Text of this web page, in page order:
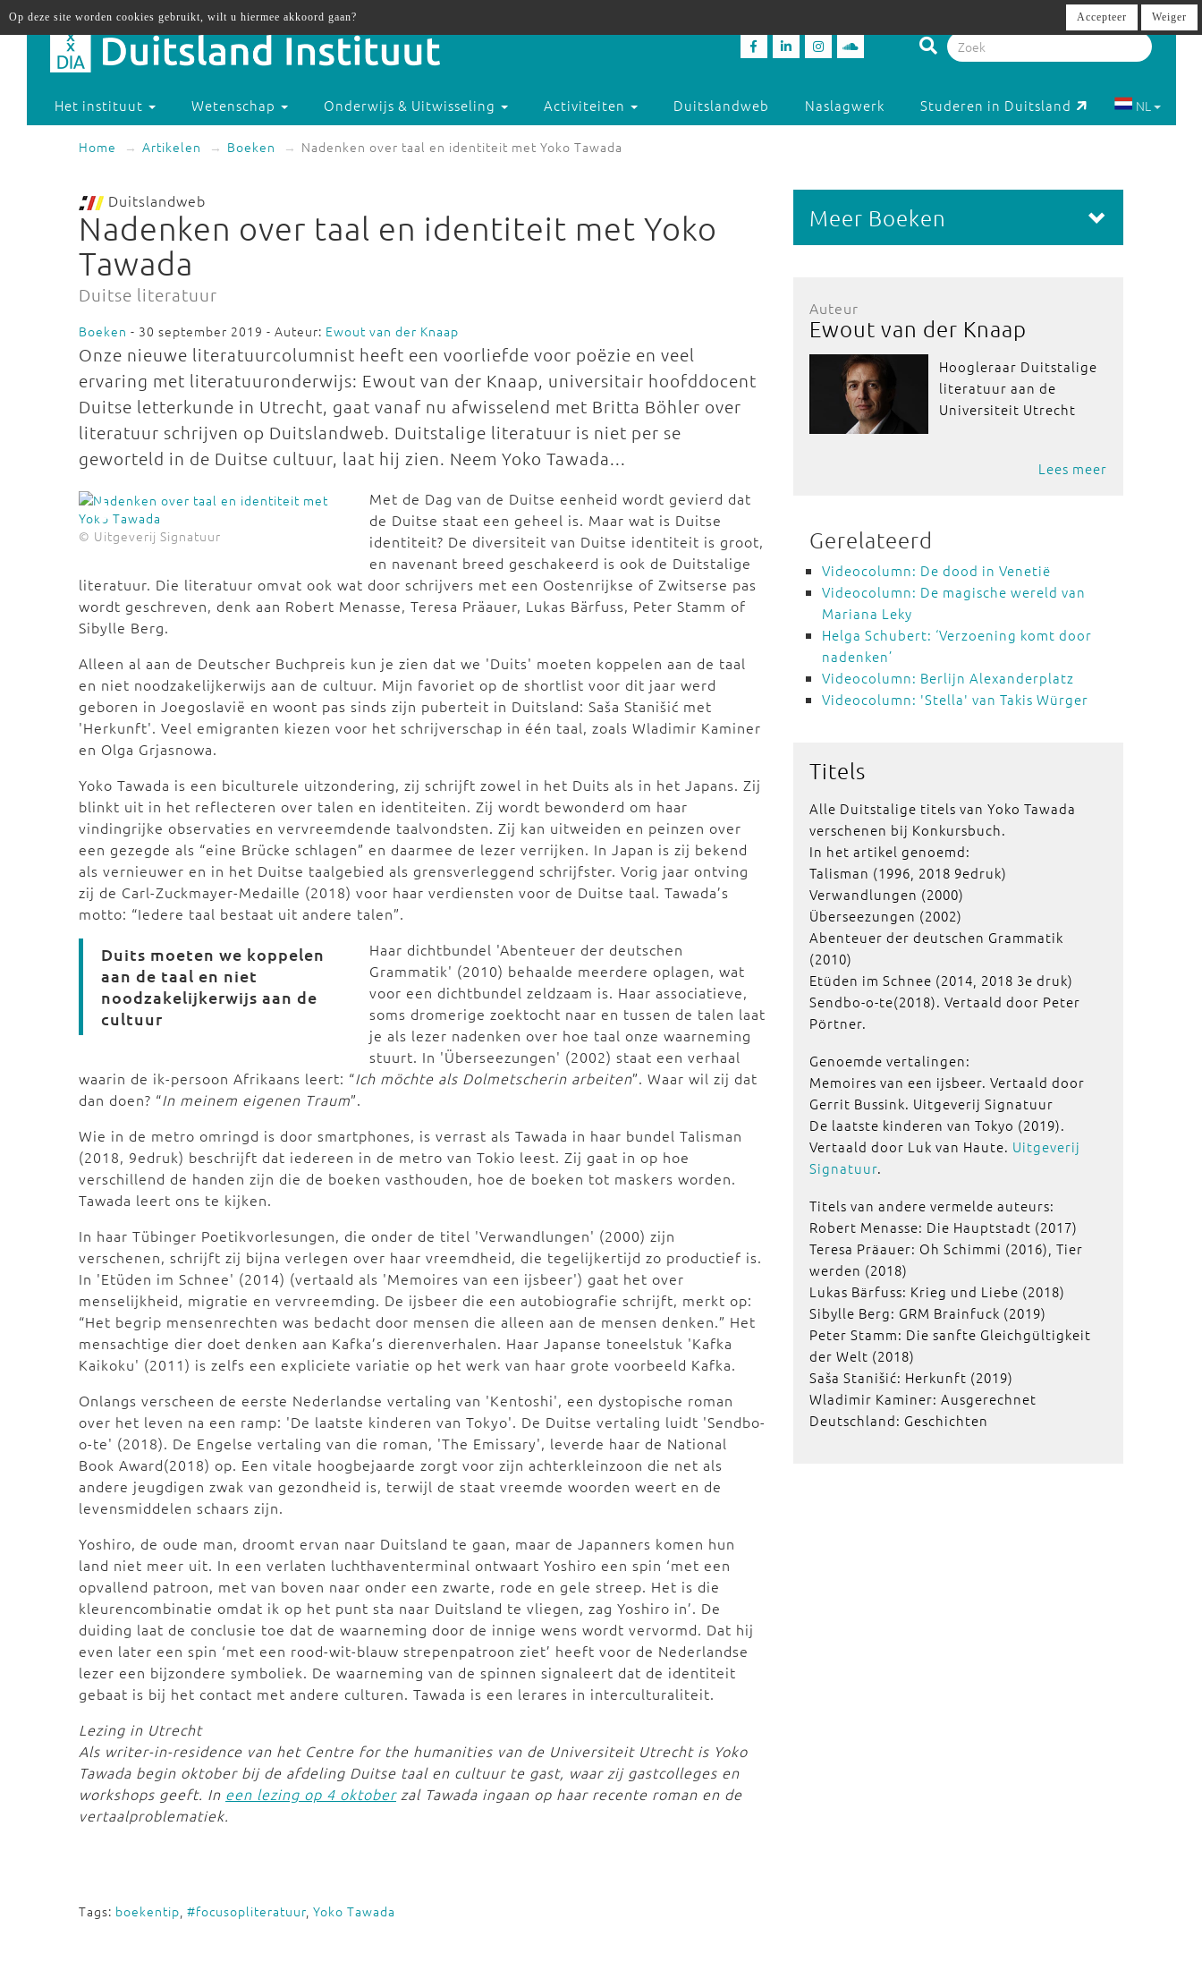
Het instituut Wetenschap Onderwijs & Uitwisseling Activiteiten Duitslandweb Naslagwerk Studeren in Duitsland NL
Home Artikelen Boeken Nadenken over taal en identiteit met Yoko Tawada
Duitslandweb
Nadenken over taal en identiteit met Yoko
Tawada
Duitse literatuur
Boeken - 30 september 2019 - Auteur: Ewout van der Knaap
Onze nieuwe literatuurcolumnist heeft een voorliefde voor poëzie en veel
ervaring met literatuuronderwijs: Ewout van der Knaap, universitair hoofddocent
Duitse letterkunde in Utrecht, gaat vanaf nu afwisselend met Britta Böhler over
literatuur schrijven op Duitslandweb. Duitstalige literatuur is niet per se
geworteld in de Duitse cultuur, laat hij zien. Neem Yoko Tawada...
© Uitgeverij Signatuur
Met de Dag van de Duitse eenheid wordt gevierd dat
de Duitse staat een geheel is. Maar wat is Duitse
identiteit? De diversiteit van Duitse identiteit is groot,
en navenant breed geschakeerd is ook de Duitstalige
literatuur. Die literatuur omvat ook wat door schrijvers met een Oostenrijkse of Zwitserse pas
wordt geschreven, denk aan Robert Menasse, Teresa Präauer, Lukas Bärfuss, Peter Stamm of
Sibylle Berg.
Alleen al aan de Deutscher Buchpreis kun je zien dat we 'Duits' moeten koppelen aan de taal
en niet noodzakelijkerwijs aan de cultuur. Mijn favoriet op de shortlist voor dit jaar werd
geboren in Joegoslavië en woont pas sinds zijn puberteit in Duitsland: Saša Stanišić met
'Herkunft'. Veel emigranten kiezen voor het schrijverschap in één taal, zoals Wladimir Kaminer
en Olga Grjasnowa.
Yoko Tawada is een biculturele uitzondering, zij schrijft zowel in het Duits als in het Japans. Zij
blinkt uit in het reflecteren over talen en identiteiten. Zij wordt bewonderd om haar
vindingrijke observaties en vervreemdende taalvondsten. Zij kan uitweiden en peinzen over
een gezegde als “eine Brücke schlagen” en daarmee de lezer verrijken. In Japan is zij bekend
als vernieuwer en in het Duitse taalgebied als grensverleggend schrijfster. Vorig jaar ontving
zij de Carl-Zuckmayer-Medaille (2018) voor haar verdiensten voor de Duitse taal. Tawada’s
motto: “Iedere taal bestaat uit andere talen”.
Duits moeten we koppelen
aan de taal en niet
noodzakelijkerwijs aan de
cultuur
Haar dichtbundel 'Abenteuer der deutschen
Grammatik' (2010) behaalde meerdere oplagen, wat
voor een dichtbundel zeldzaam is. Haar associatieve,
soms dromerige zoektocht naar en tussen de talen laat
je als lezer nadenken over hoe taal onze waarneming
stuurt. In 'Überseezungen' (2002) staat een verhaal
waarin de ik-persoon Afrikaans leert: “Ich möchte als Dolmetscherin arbeiten”. Waar wil zij dat
dan doen? “In meinem eigenen Traum”.
Wie in de metro omringd is door smartphones, is verrast als Tawada in haar bundel Talisman
(2018, 9edruk) beschrijft dat iedereen in de metro van Tokio leest. Zij gaat in op hoe
verschillend de handen zijn die de boeken vasthouden, hoe de boeken tot maskers worden.
Tawada leert ons te kijken.
In haar Tübinger Poetikvorlesungen, die onder de titel 'Verwandlungen' (2000) zijn
verschenen, schrijft zij bijna verlegen over haar vreemdheid, die tegelijkertijd zo productief is.
In 'Etüden im Schnee' (2014) (vertaald als 'Memoires van een ijsbeer') gaat het over
menselijkheid, migratie en vervreemding. De ijsbeer die een autobiografie schrijft, merkt op:
“Het begrip mensenrechten was bedacht door mensen die alleen aan de mensen denken.” Het
mensachtige dier doet denken aan Kafka’s dierenverhalen. Haar Japanse toneelstuk 'Kafka
Kaikoku' (2011) is zelfs een expliciete variatie op het werk van haar grote voorbeeld Kafka.
Onlangs verscheen de eerste Nederlandse vertaling van 'Kentoshi', een dystopische roman
over het leven na een ramp: 'De laatste kinderen van Tokyo'. De Duitse vertaling luidt 'Sendbo-
o-te' (2018). De Engelse vertaling van die roman, 'The Emissary', leverde haar de National
Book Award(2018) op. Een vitale hoogbejaarde zorgt voor zijn achterkleinzoon die net als
andere jeugdigen zwak van gezondheid is, terwijl de staat vreemde woorden weert en de
levensmiddelen schaars zijn.
Yoshiro, de oude man, droomt ervan naar Duitsland te gaan, maar de Japanners komen hun
land niet meer uit. In een verlaten luchthaventerminal ontwaart Yoshiro een spin ‘met een
opvallend patroon, met van boven naar onder een zwarte, rode en gele streep. Het is die
kleurencombinatie omdat ik op het punt sta naar Duitsland te vliegen, zag Yoshiro in’. De
duiding laat de conclusie toe dat de waarneming door de innige wens wordt vervormd. Dat hij
even later een spin ‘met een rood-wit-blauw strepenpatroon ziet’ heeft voor de Nederlandse
lezer een bijzondere symboliek. De waarneming van de spinnen signaleert dat de identiteit
gebaat is bij het contact met andere culturen. Tawada is een lerares in interculturaliteit.
Lezing in Utrecht
Als writer-in-residence van het Centre for the humanities van de Universiteit Utrecht is Yoko
Tawada begin oktober bij de afdeling Duitse taal en cultuur te gast, waar zij gastcolleges en
workshops geeft. In een lezing op 4 oktoberzal Tawada ingaan op haar recente roman en de
vertaalproblematiek.
Tags: boekentip, #focusopliteratuur, Yoko Tawada
Meer Boeken
Auteur
Ewout van der Knaap
Hoogleraar Duitstalige
literatuur aan de
Universiteit Utrecht
Lees meer
Gerelateerd
Videocolumn: De dood in Venetië
Videocolumn: De magische wereld van
Mariana Leky
Helga Schubert: ‘Verzoening komt door
nadenken’
Videocolumn: Berlijn Alexanderplatz
Videocolumn: 'Stella' van Takis Würger
Titels
Alle Duitstalige titels van Yoko Tawada
verschenen bij Konkursbuch.
In het artikel genoemd:
Talisman (1996, 2018 9edruk)
Verwandlungen (2000)
Überseezungen (2002)
Abenteuer der deutschen Grammatik
(2010)
Etüden im Schnee (2014, 2018 3e druk)
Sendbo-o-te(2018). Vertaald door Peter
Pörtner.
Genoemde vertalingen:
Memoires van een ijsbeer. Vertaald door
Gerrit Bussink. Uitgeverij Signatuur
De laatste kinderen van Tokyo (2019).
Vertaald door Luk van Haute. Uitgeverij
Signatuur.
Titels van andere vermelde auteurs:
Robert Menasse: Die Hauptstadt (2017)
Teresa Präauer: Oh Schimmi (2016), Tier
werden (2018)
Lukas Bärfuss: Krieg und Liebe (2018)
Sibylle Berg: GRM Brainfuck (2019)
Peter Stamm: Die sanfte Gleichgültigkeit
der Welt (2018)
Saša Stanišić: Herkunft (2019)
Wladimir Kaminer: Ausgerechnet
Deutschland: Geschichten
Op deze site worden cookies gebruikt, wilt u hiermee akkoord gaan? Accepteer Weiger